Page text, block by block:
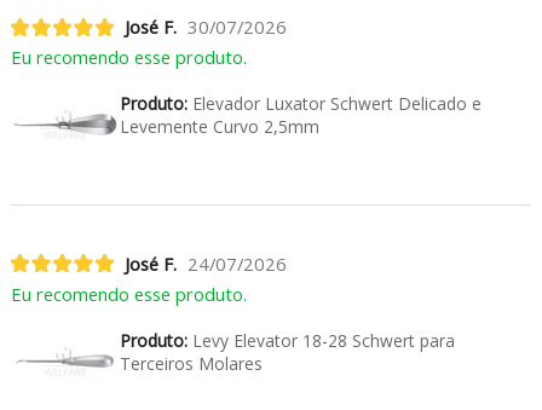
José F. 30/07/2026
Eu recomendo esse produto.
Produto:Elevador Luxator Schwert Delicado e
Levemente Curvo 2,5mm
José F. 24/07/2026
Eu recomendo esse produto.
Produto:Levy Elevator 18-28 Schwert para
Terceiros Molares